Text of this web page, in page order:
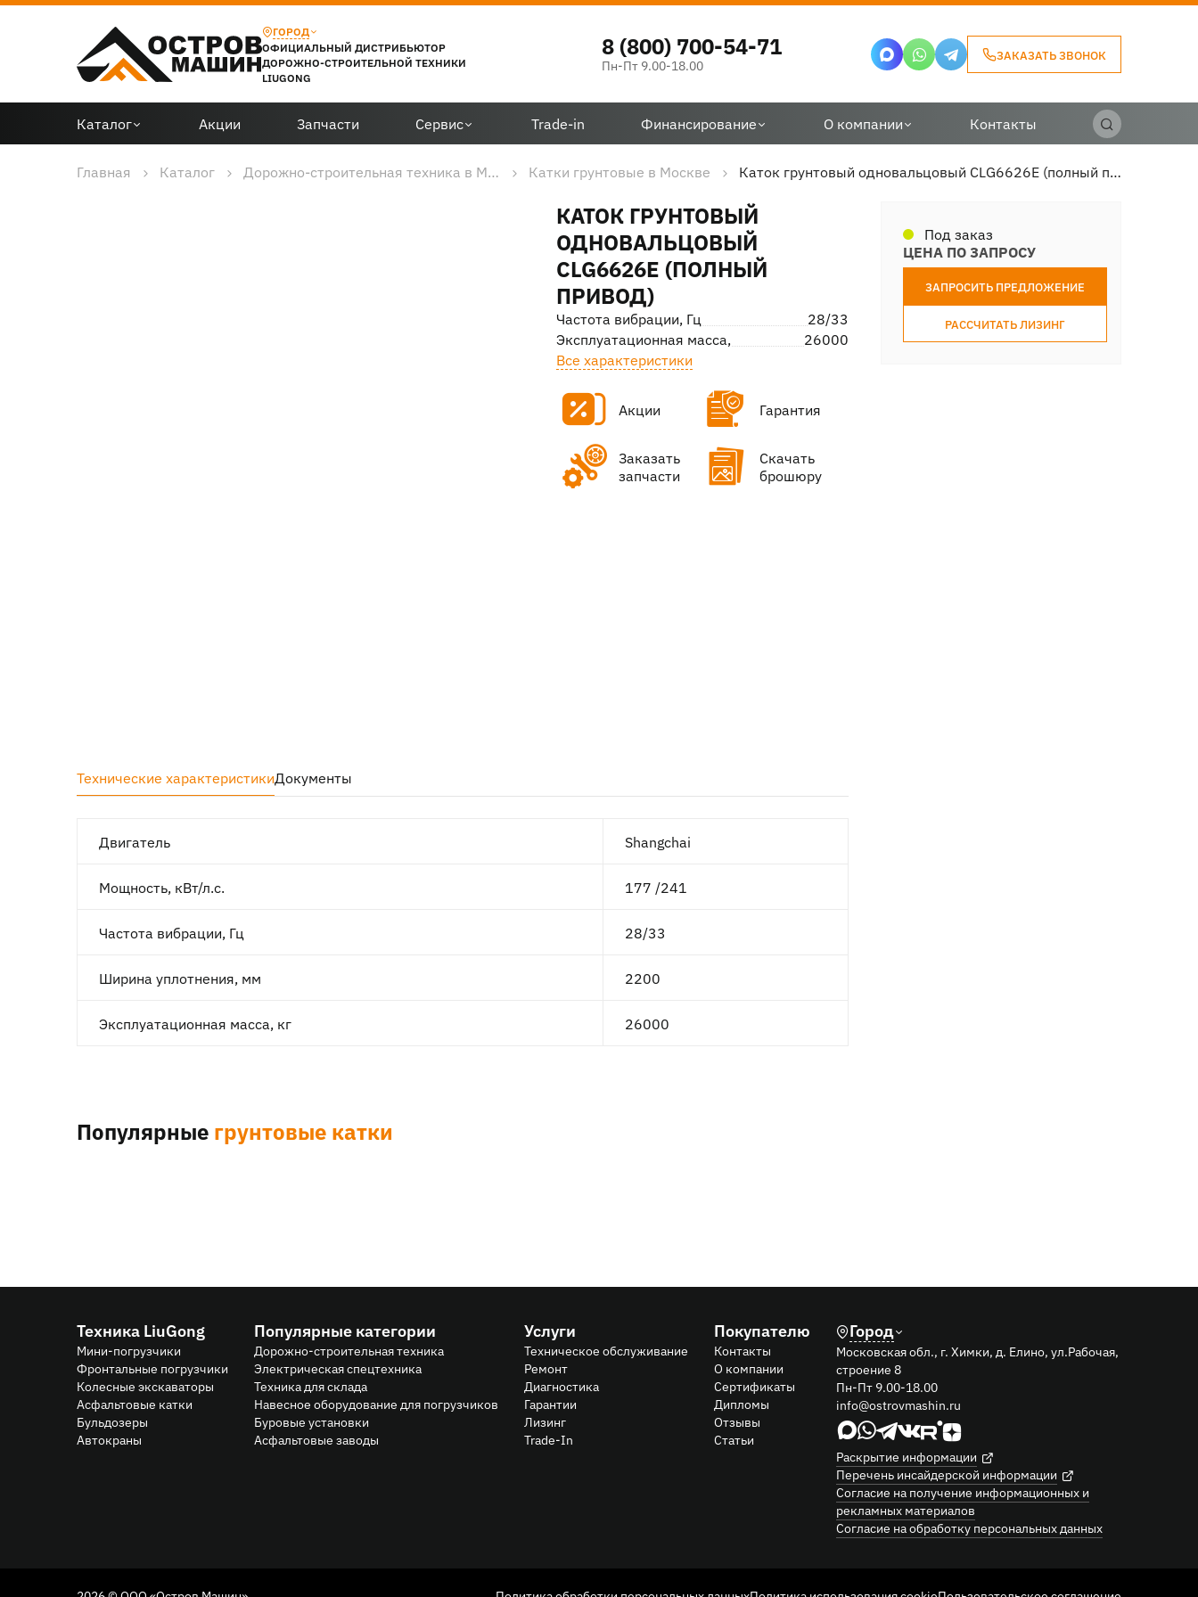
ГОРОД
ОФИЦИАЛЬНЫЙ ДИСТРИБЬЮТОР
ДОРОЖНО-СТРОИТЕЛЬНОЙ ТЕХНИКИ
LIUGONG
8 (800) 700-54-71
Пн-Пт 9.00-18.00
ЗАКАЗАТЬ ЗВОНОК
Каталог Акции Запчасти Сервис Trade-in Финансирование О компании Контакты
Главная Каталог Дорожно-строительная техника в Москве Катки грунтовые в Москве Каток грунтовый одновальцовый CLG6626E (полный привод)
КАТОК ГРУНТОВЫЙ
ОДНОВАЛЬЦОВЫЙ
CLG6626E (ПОЛНЫЙ
ПРИВОД)
Частота вибрации, Гц
28/33
Эксплуатационная масса, кг
26000
Все характеристики
Акции Гарантия
Заказать
запчасти
Скачать
брошюру
Технические характеристикиДокументы
Двигатель Shangchai
Мощность, кВт/л.с. 177 /241
Частота вибрации, Гц 28/33
Ширина уплотнения, мм 2200
Эксплуатационная масса, кг 26000
Под заказ
ЦЕНА ПО ЗАПРОСУ
ЗАПРОСИТЬ ПРЕДЛОЖЕНИЕ
РАССЧИТАТЬ ЛИЗИНГ
Популярные грунтовые катки
Техника LiuGong
Мини-погрузчики
Фронтальные погрузчики
Колесные экскаваторы
Асфальтовые катки
Бульдозеры
Автокраны
Популярные категории
Дорожно-строительная техника
Электрическая спецтехника
Техника для склада
Навесное оборудование для погрузчиков
Буровые установки
Асфальтовые заводы
Услуги
Техническое обслуживание
Ремонт
Диагностика
Гарантии
Лизинг
Trade-In
Покупателю
Контакты
О компании
Сертификаты
Дипломы
Отзывы
Статьи
Город
Московская обл., г. Химки, д. Елино, ул.Рабочая,
строение 8
Пн-Пт 9.00-18.00
info@ostrovmashin.ru
Раскрытие информации
Перечень инсайдерской информации
Согласие на получение информационных и
рекламных материалов
Согласие на обработку персональных данных